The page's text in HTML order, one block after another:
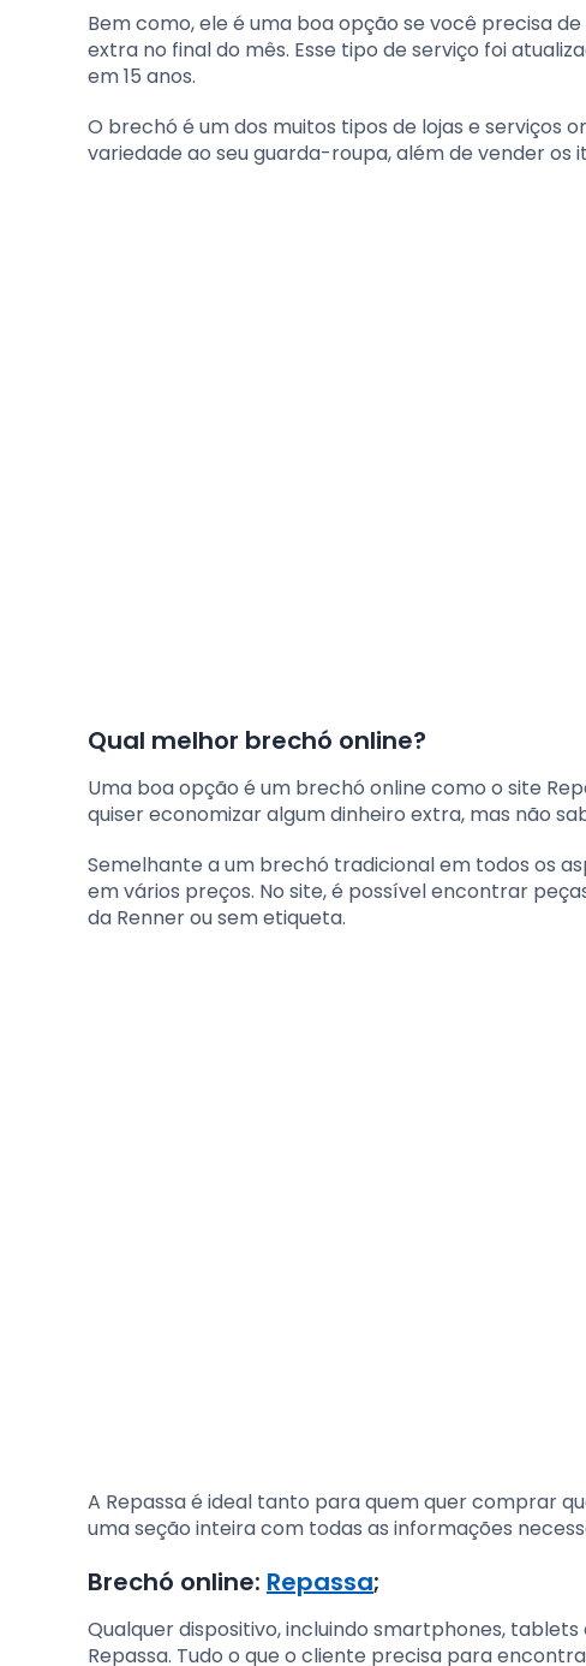
Bem como, ele é uma boa opção se você precisa
extra no final do mês. Esse tipo de serviço foi
em 15 anos.
O brechó é um dos muitos tipos de lojas e serviços
variedade ao seu guarda-roupa, além de vender os
Qual melhor brechó online?
Uma boa opção é um brechó online como o site
quiser economizar algum dinheiro extra, mas não
Semelhante a um brechó tradicional em todos os
em vários preços. No site, é possível encontrar
da Renner ou sem etiqueta.
A Repassa é ideal tanto para quem quer comprar
uma seção inteira com todas as informações
Brechó online: Repassa;
Qualquer dispositivo, incluindo smartphones,
Repassa. Tudo o que o cliente precisa para